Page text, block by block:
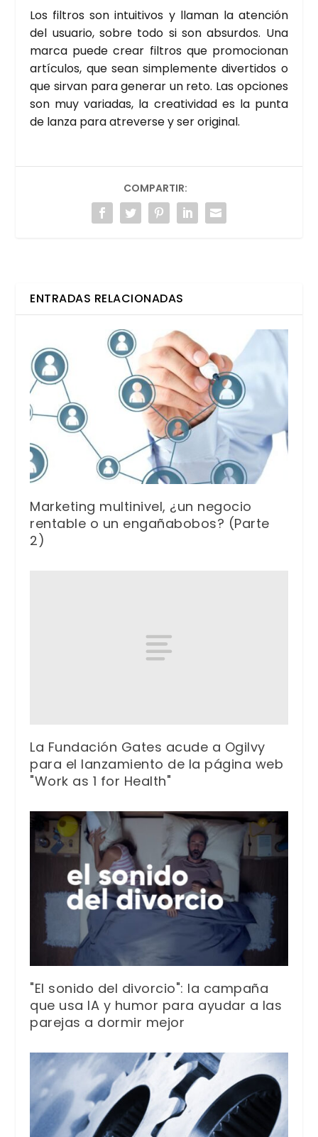
Los fil­tros son intui­ti­vos y lla­man la aten­ción
del usua­rio, sobre todo si son absur­dos. Una
mar­ca pue­de crear fil­tros que pro­mo­cio­nan
artícu­los, que sean sim­ple­men­te diver­ti­dos o
que sir­van para gene­rar un reto. Las opcio­nes
son muy varia­das, la crea­ti­vi­dad es la pun­ta
de lan­za para atre­ver­se y ser ori­gi­nal.
COMPARTIR:
ENTRADAS RELACIONADAS
Marketing multinivel, ¿un negocio
rentable o un engañabobos? (Parte
2)
La Fundación Gates acude a Ogilvy
para el lanzamiento de la página web
"Work as 1 for Health"
"El sonido del divorcio": la campaña
que usa IA y humor para ayudar a las
parejas a dormir mejor